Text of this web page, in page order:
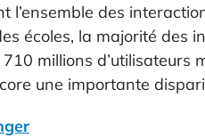
l’ensemble des
écoles, la majorité
millions d’utilisateurs
une importante